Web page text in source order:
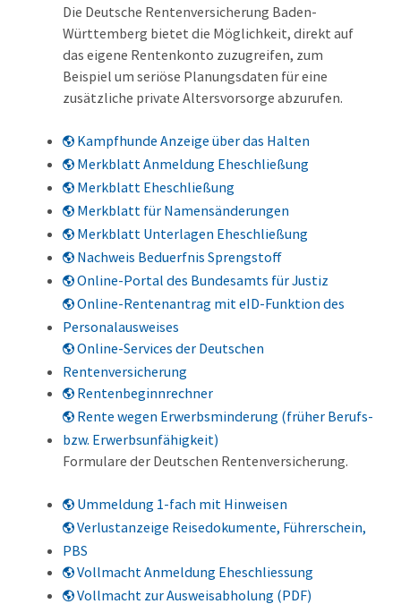
Die Deutsche Rentenversicherung Baden-
Württemberg bietet die Möglichkeit, direkt auf
das eigene Rentenkonto zuzugreifen, zum
Beispiel um seriöse Planungsdaten für eine
zusätzliche private Altersvorsorge abzurufen.
Kampfhunde Anzeige über das Halten
Merkblatt Anmeldung Eheschließung
Merkblatt Eheschließung
Merkblatt für Namensänderungen
Merkblatt Unterlagen Eheschließung
Nachweis Beduerfnis Sprengstoff
Online-Portal des Bundesamts für Justiz
Online-Rentenantrag mit eID-Funktion des
Personalausweises
Online-Services der Deutschen
Rentenversicherung
Rentenbeginnrechner
Rente wegen Erwerbsminderung (früher Berufs-
bzw. Erwerbsunfähigkeit)
Formulare der Deutschen Rentenversicherung.
Ummeldung 1-fach mit Hinweisen
Verlustanzeige Reisedokumente, Führerschein,
PBS
Vollmacht Anmeldung Eheschliessung
Vollmacht zur Ausweisabholung (PDF)